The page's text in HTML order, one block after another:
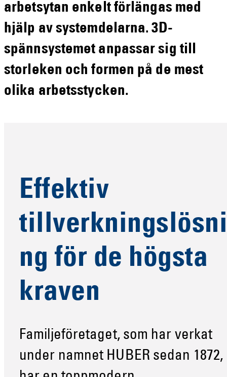
arbetsytan enkelt förlängas med
hjälp av systemdelarna. 3D-
spännsystemet anpassar sig till
storleken och formen på de mest
olika arbetsstycken.
Effektiv
tillverkningslösni
ng för de högsta
kraven
Familjeföretaget, som har verkat
under namnet HUBER sedan 1872,